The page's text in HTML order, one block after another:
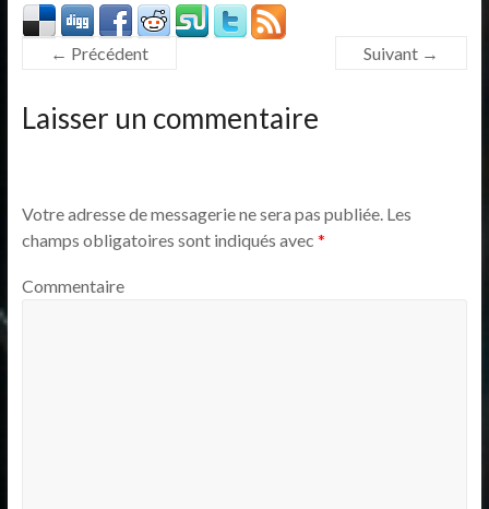
← Précédent Suivant →
Laisser un commentaire
Votre adresse de messagerie ne sera pas publiée.Les
champs obligatoires sont indiqués avec *
Commentaire